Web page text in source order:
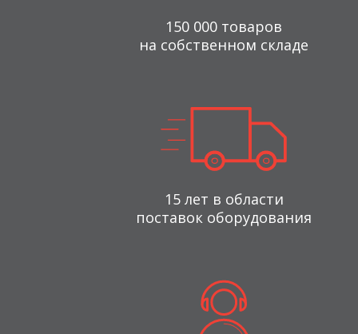
150 000 товаров
на собственном складе
15 лет в области
поставок оборудования